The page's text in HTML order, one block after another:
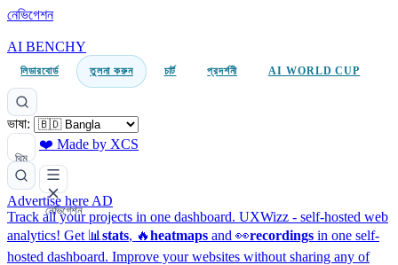
নেভিগেশন
AI BENCHY
লিডারবোর্ড তুলনা করুন চার্ট প্রদর্শনী AI WORLD CUP
ভাষা:
থিম
❤️ Made by XCS
নেভিগেশন
Advertise here AD
Track all your projects in one dashboard. UXWizz - self-hosted web
analytics! Get 📊 stats, 🔥heatmaps and 👀recordings in one self-
hosted dashboard. Improve your websites without sharing any of